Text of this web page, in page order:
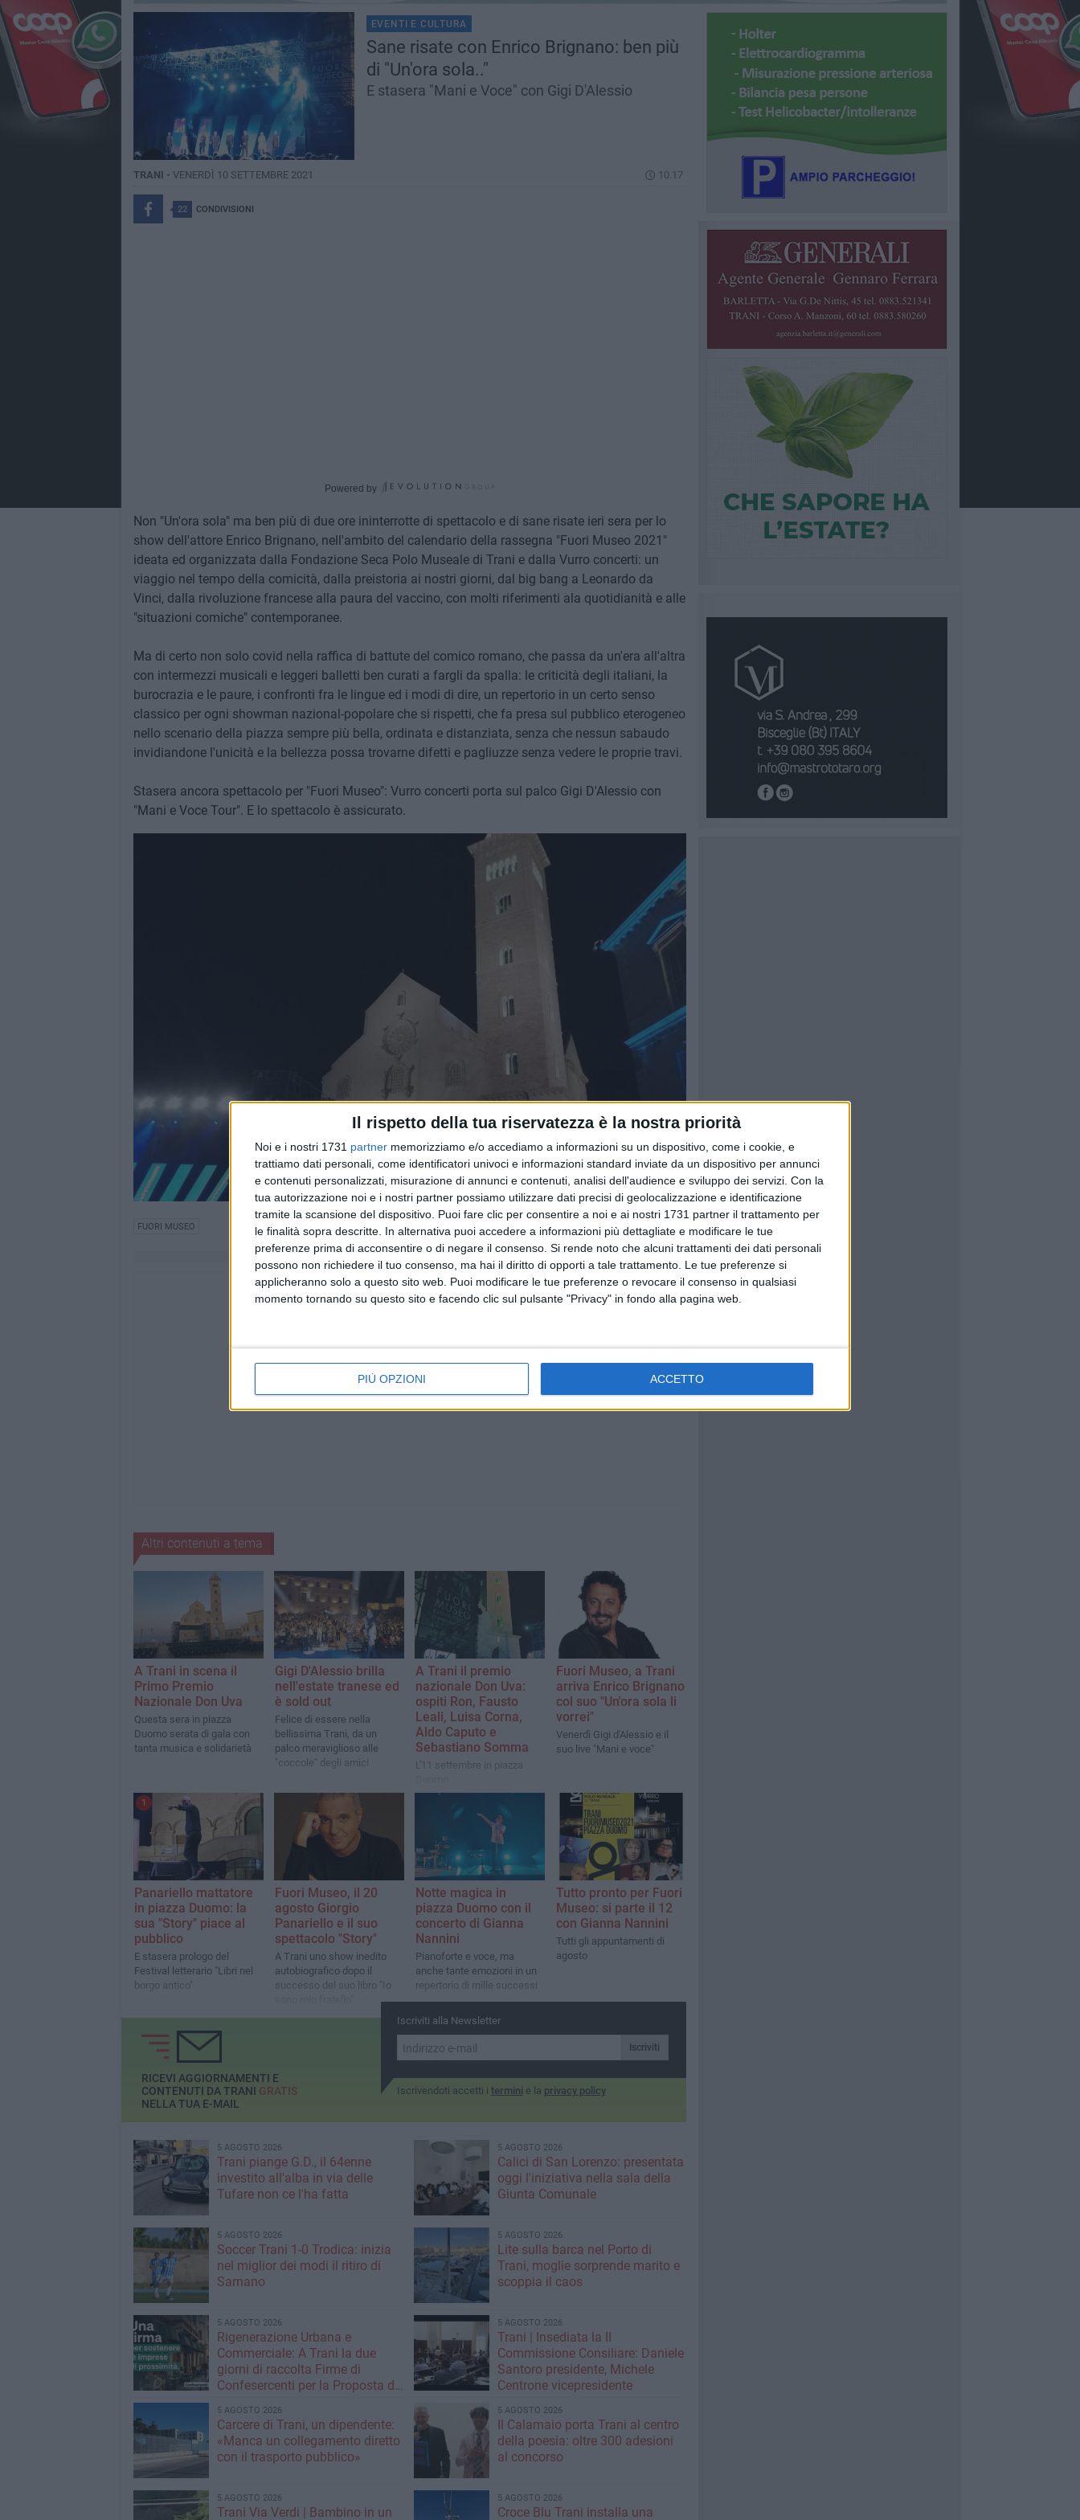
Il rispetto della tua riservatezza è la nostra priorità
Noi e i nostri 1731 partner memorizziamo e/o accediamo a informazioni su un dispositivo, come i cookie, e
trattiamo dati personali, come identificatori univoci e informazioni standard inviate da un dispositivo per annunci
e contenuti personalizzati, misurazione di annunci e contenuti, analisi dell'audience e sviluppo dei servizi. Con la
tua autorizzazione noi e i nostri partner possiamo utilizzare dati precisi di geolocalizzazione e identificazione
tramite la scansione del dispositivo. Puoi fare clic per consentire a noi e ai nostri 1731 partner il trattamento per
le finalità sopra descritte. In alternativa puoi accedere a informazioni più dettagliate e modificare le tue
preferenze prima di acconsentire o di negare il consenso. Si rende noto che alcuni trattamenti dei dati personali
possono non richiedere il tuo consenso, ma hai il diritto di opporti a tale trattamento. Le tue preferenze si
applicheranno solo a questo sito web. Puoi modificare le tue preferenze o revocare il consenso in qualsiasi
momento tornando su questo sito e facendo clic sul pulsante "Privacy" in fondo alla pagina web.
PIÙ OPZIONI ACCETTO
EVENTI E CULTURA
Sane risate con Enrico Brignano: ben più
di "Un'ora sola.."
E stasera "Mani e Voce" con Gigi D'Alessio
TRANI - VENERDÌ 10 SETTEMBRE 2021 10.17
22 CONDIVISIONI
Powered by
Non "Un'ora sola" ma ben più di due ore ininterrotte di spettacolo e di sane risate ieri sera per lo
show dell'attore Enrico Brignano, nell'ambito del calendario della rassegna "Fuori Museo 2021"
ideata ed organizzata dalla Fondazione Seca Polo Museale di Trani e dalla Vurro concerti: un
viaggio nel tempo della comicità, dalla preistoria ai nostri giorni, dal big bang a Leonardo da
Vinci, dalla rivoluzione francese alla paura del vaccino, con molti riferimenti ala quotidianità e alle
"situazioni comiche" contemporanee.
Ma di certo non solo covid nella raffica di battute del comico romano, che passa da un'era all'altra
con intermezzi musicali e leggeri balletti ben curati a fargli da spalla: le criticità degli italiani, la
burocrazia e le paure, i confronti fra le lingue ed i modi di dire, un repertorio in un certo senso
classico per ogni showman nazional-popolare che si rispetti, che fa presa sul pubblico eterogeneo
nello scenario della piazza sempre più bella, ordinata e distanziata, senza che nessun sabaudo
invidiandone l'unicità e la bellezza possa trovarne difetti e pagliuzze senza vedere le proprie travi.
Stasera ancora spettacolo per "Fuori Museo": Vurro concerti porta sul palco Gigi D'Alessio con
"Mani e Voce Tour". E lo spettacolo è assicurato.
FUORI MUSEO
Altri contenuti a tema
A Trani in scena il
Primo Premio
Nazionale Don Uva
Questa sera in piazza
Duomo serata di gala con
tanta musica e solidarietà
Gigi D'Alessio brilla
nell'estate tranese ed
è sold out
Felice di essere nella
bellissima Trani, da un
palco meraviglioso alle
"coccole" degli amici
A Trani il premio
nazionale Don Uva:
ospiti Ron, Fausto
Leali, Luisa Corna,
Aldo Caputo e
Sebastiano Somma
L'11 settembre in piazza
Fuori Museo, a Trani
arriva Enrico Brignano
col suo "Un'ora sola li
vorrei"
Venerdì Gigi d'Alessio e il
suo live "Mani e voce"
1
Panariello mattatore
in piazza Duomo: la
sua "Story" piace al
pubblico
E stasera prologo del
Festival letterario "Libri nel
borgo antico"
Fuori Museo, il 20
agosto Giorgio
Panariello e il suo
spettacolo "Story"
A Trani uno show inedito
autobiografico dopo il
successo del suo libro "Io
Notte magica in
piazza Duomo con il
concerto di Gianna
Nannini
Pianoforte e voce, ma
anche tante emozioni in un
repertorio di mille successi
Tutto pronto per Fuori
Museo: si parte il 12
con Gianna Nannini
Tutti gli appuntamenti di
agosto
Iscriviti alla Newsletter
Iscriviti
Iscrivendoti accetti i termini e la privacy policy
RICEVI AGGIORNAMENTI E
CONTENUTI DA TRANI GRATIS
NELLA TUA E-MAIL
5 AGOSTO 2026
Trani piange G.D., il 64enne
investito all'alba in via delle
Tufare non ce l'ha fatta
5 AGOSTO 2026
Calici di San Lorenzo: presentata
oggi l'iniziativa nella sala della
Giunta Comunale
5 AGOSTO 2026
Soccer Trani 1-0 Trodica: inizia
nel miglior dei modi il ritiro di
Sarnano
5 AGOSTO 2026
Lite sulla barca nel Porto di
Trani, moglie sorprende marito e
scoppia il caos
5 AGOSTO 2026
Rigenerazione Urbana e
Commerciale: A Trani la due
giorni di raccolta Firme di
Confesercenti per la Proposta di
5 AGOSTO 2026
Trani | Insediata la II
Commissione Consiliare: Daniele
Santoro presidente, Michele
Centrone vicepresidente
5 AGOSTO 2026
Carcere di Trani, un dipendente:
«Manca un collegamento diretto
con il trasporto pubblico»
5 AGOSTO 2026
Il Calamaio porta Trani al centro
della poesia: oltre 300 adesioni
al concorso
5 AGOSTO 2026
Trani Via Verdi | Bambino in un
5 AGOSTO 2026
Croce Blu Trani installa una